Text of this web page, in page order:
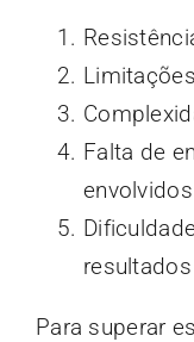
Falta de
envolvidos
resultados
Para superar